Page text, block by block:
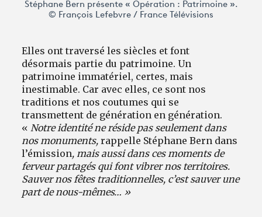
Stéphane Bern présente « Opération : Patrimoine ».
© François Lefebvre / France Télévisions
Elles ont traversé les siècles et font
désormais partie du patrimoine. Un
patrimoine immatériel, certes, mais
inestimable. Car avec elles, ce sont nos
traditions et nos coutumes qui se
transmettent de génération en génération.
«Notre identité ne réside pas seulement dans
nos monuments,rappelle Stéphane Bern dans
l’émission, mais aussi dans ces moments de
ferveur partagés qui font vibrer nos territoires.
Sauver nos fêtes traditionnelles, c’est sauver une
part de nous-mêmes… »